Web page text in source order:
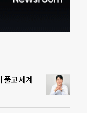
풀고 세계